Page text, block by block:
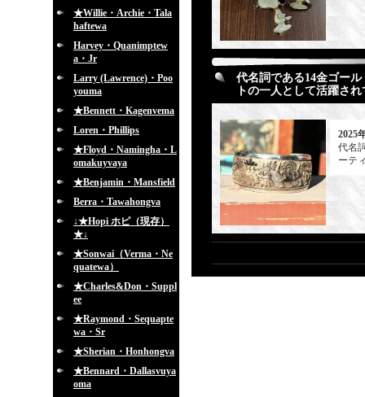
★Willie・Archie・Tala
haftewa
Harvey・Quanimptew
a・Jr
Larry (Lawrence)・Poo
youma
★Bennett・Kagenvema
Loren・Phillips
★Floyd・Namingha・L
omakuyvaya
★Benjamin・Mansfield
Berra・Tawahongva
↓★Hopi ホピ（現存）
★↓
★Sonwai（Verma・Ne
quatewa）
★Charles&Don・Suppl
ee
★Raymond・Sequapte
wa・Sr
★Sherian・Honhongva
★Bennard・Dallasvuya
oma
代名詞である14金ゴー
トの一人として活躍さ
2025
代名
ーテ